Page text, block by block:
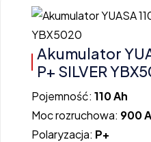
Akumulator
P+ SILVER
Pojemność: 110 Ah
Moc rozruchowa: 900 A
Polaryzacja: P+